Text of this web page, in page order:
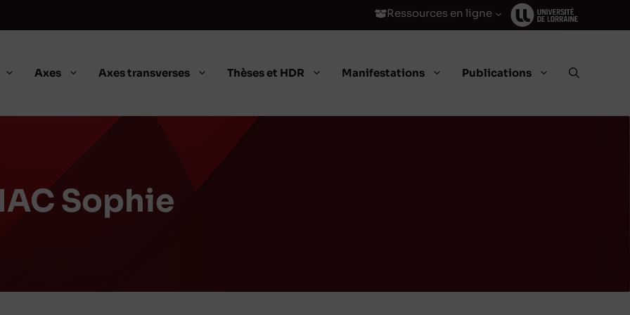
Ressources en ligne
Axes Axes transverses Thèses et HDR Manifestations Publications
Sophie